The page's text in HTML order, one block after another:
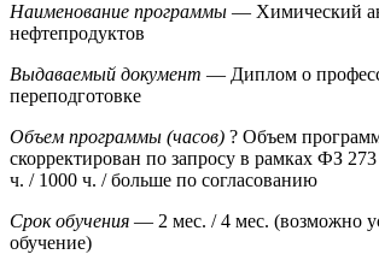
Наименование программы — Химический
нефтепродуктов
Выдаваемый документ — Диплом о
переподготовке
Объем программы (часов) ? Объем
скорректирован по запросу в рамках ФЗ 273
ч. / 1000 ч. / больше по согласованию
Срок обучения — 2 мес. / 4 мес. (возможно
обучение)